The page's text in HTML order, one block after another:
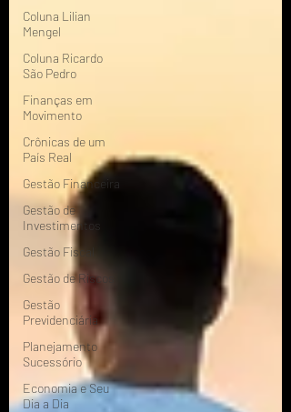
Coluna Lilian
Mengel
Coluna Ricardo
São Pedro
Finanças em
Movimento
Crônicas de um
País Real
Gestão Financeira
Gestão de
Investimentos
Gestão Fiscal
Gestão de Riscos
Gestão
Previdenciária
Planejamento
Sucessório
Economia e Seu
Dia a Dia